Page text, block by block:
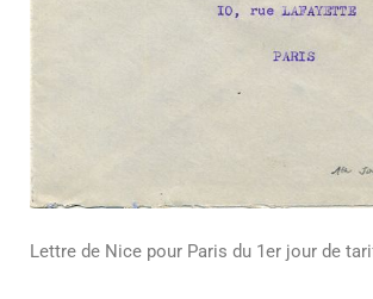
Lettre de Nice pour Paris du 1er jour de